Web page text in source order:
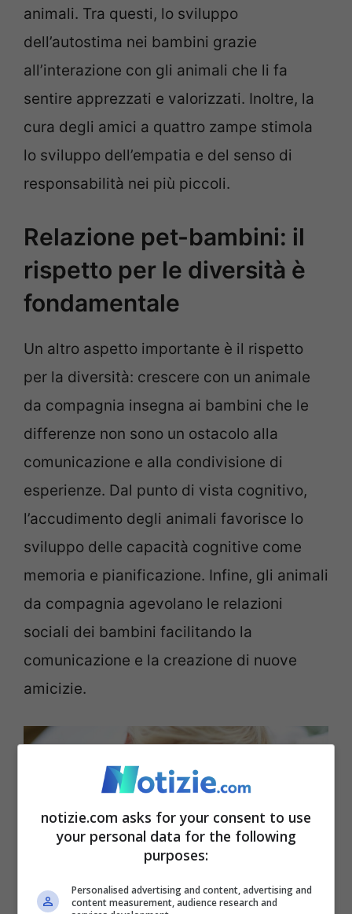
animali. Tra questi, lo sviluppo
dell’autostima nei bambini grazie
all’interazione con gli animali che li fa
sentire apprezzati e valorizzati. Inoltre, la
cura degli amici a quattro zampe stimola
lo sviluppo dell’empatia e del senso di
responsabilità nei più piccoli.
Relazione pet-bambini: il
rispetto per le diversità è
fondamentale
Un altro aspetto importante è il rispetto
per la diversità: crescere con un animale
da compagnia insegna ai bambini che le
differenze non sono un ostacolo alla
comunicazione e alla condivisione di
esperienze. Dal punto di vista cognitivo,
l’accudimento degli animali favorisce lo
sviluppo delle capacità cognitive come
memoria e pianificazione. Infine, gli animali
da compagnia agevolano le relazioni
sociali dei bambini facilitando la
comunicazione e la creazione di nuove
amicizie.
notizie.com asks for your consent to use
your personal data for the following
purposes:
Personalised advertising and content, advertising and
content measurement, audience research and